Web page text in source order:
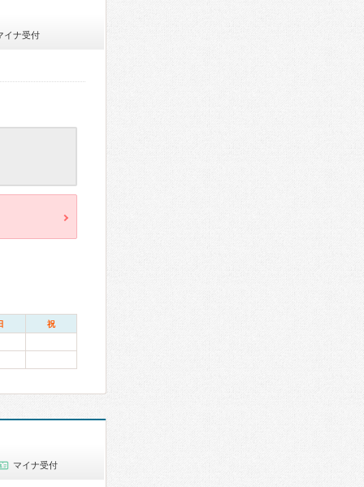
イナ受付
祝
マイナ受付